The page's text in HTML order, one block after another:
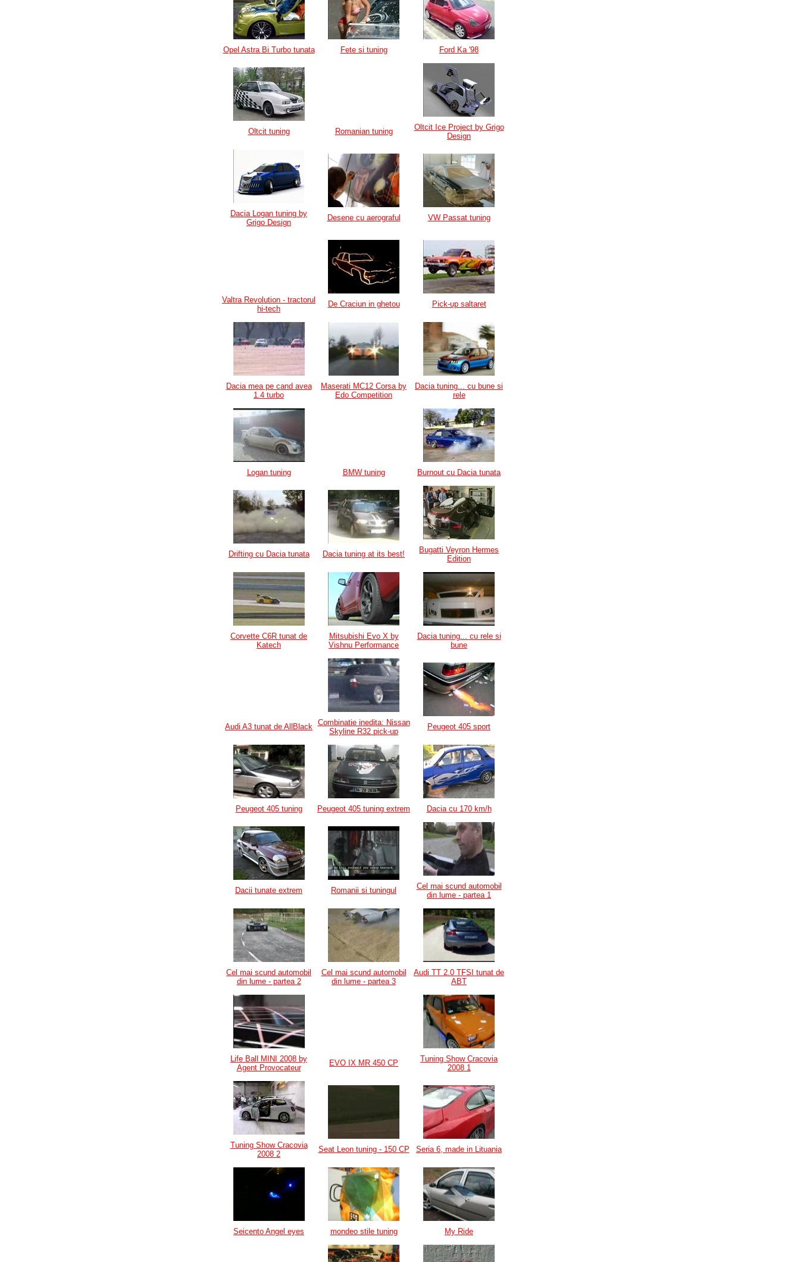
Opel Astra Bi Turbo tunata Fete si tuning Ford Ka '98
Oltcit tuning Romanian tuning
Oltcit Ice Project by Grigo
Design
Dacia Logan tuning by
Grigo Design
Desene cu aerograful VW Passat tuning
Valtra Revolution - tractorul
hi-tech
De Craciun in ghetou Pick-up saltaret
Dacia mea pe cand avea
1.4 turbo
Maserati MC12 Corsa by
Edo Competition
Dacia tuning... cu bune si
rele
Logan tuning BMW tuning Burnout cu Dacia tunata
Drifting cu Dacia tunata Dacia tuning at its best!
Bugatti Veyron Hermes
Edition
Corvette C6R tunat de
Katech
Mitsubishi Evo X by
Vishnu Performance
Dacia tuning... cu rele si
bune
Audi A3 tunat de AllBlack Combinatie inedita: Nissan
Skyline R32 pick-up
Peugeot 405 sport
Peugeot 405 tuning Peugeot 405 tuning extrem Dacia cu 170 km/h
Dacii tunate extrem Romanii si tuningul
Cel mai scund automobil
din lume - partea 1
Cel mai scund automobil
din lume - partea 2
Cel mai scund automobil
din lume - partea 3
Audi TT 2.0 TFSI tunat de
ABT
Life Ball MINI 2008 by
Agent Provocateur
EVO IX MR 450 CP
Tuning Show Cracovia
2008 1
Tuning Show Cracovia
2008 2
Seat Leon tuning - 150 CP Seria 6, made in Lituania
Seicento Angel eyes mondeo stile tuning My Ride